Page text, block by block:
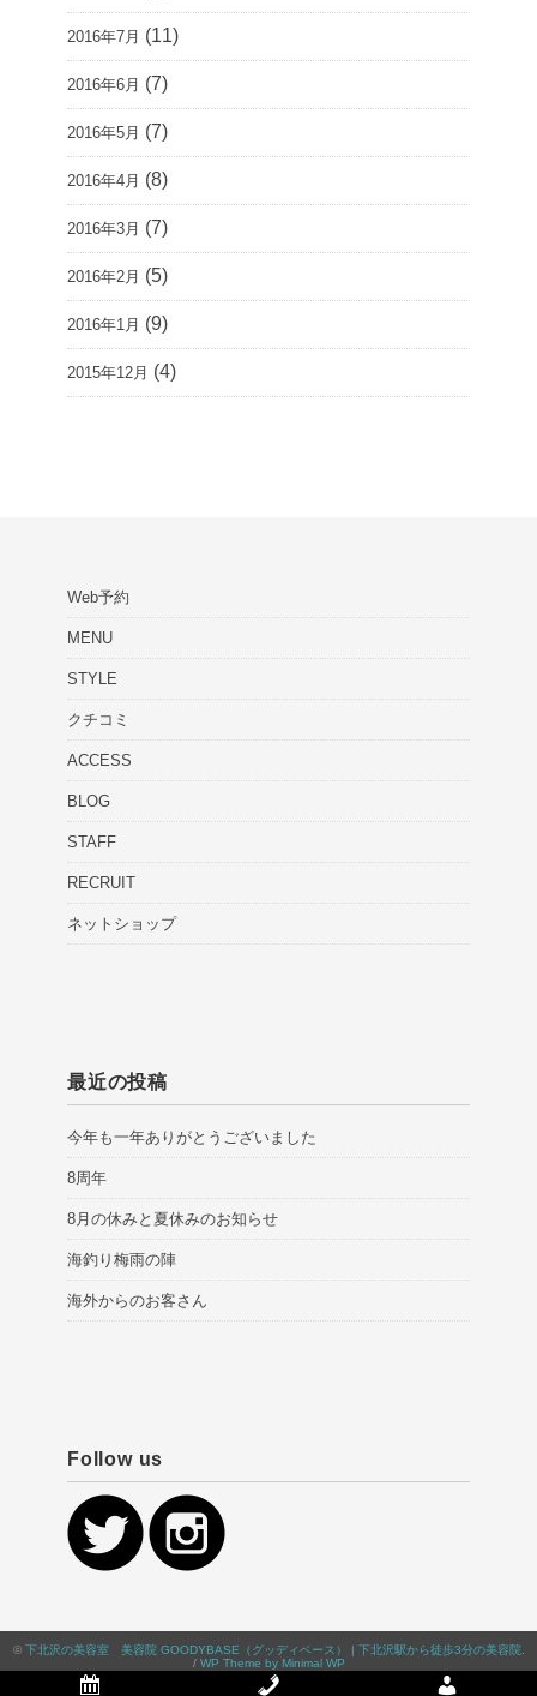
2016年7月 (11)
2016年6月 (7)
2016年5月 (7)
2016年4月 (8)
2016年3月 (7)
2016年2月 (5)
2016年1月 (9)
2015年12月 (4)
Web予約
MENU
STYLE
クチコミ
ACCESS
BLOG
STAFF
RECRUIT
ネットショップ
最近の投稿
今年も一年ありがとうございました
8周年
8月の休みと夏休みのお知らせ
海釣り梅雨の陣
海外からのお客さん
Follow us
© 下北沢の美容室 美容院 GOODYBASE（グッディベース） | 下北沢駅から徒歩3分の美容院.
/ WP Theme by Minimal WP